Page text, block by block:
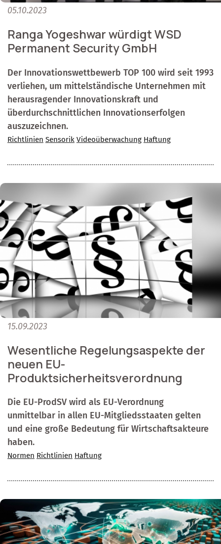
05.10.2023
Ranga Yogeshwar würdigt WSD
Permanent Security GmbH
Der Innovationswettbewerb TOP 100 wird seit 1993
verliehen, um mittelständische Unternehmen mit
herausragender Innovationskraft und
überdurchschnittlichen Innovationserfolgen
auszuzeichnen.
Richtlinien Sensorik Videoüberwachung Haftung
15.09.2023
Wesentliche Regelungsaspekte der
neuen EU-
Produktsicherheitsverordnung
Die EU-ProdSV wird als EU-Verordnung
unmittelbar in allen EU-Mitgliedsstaaten gelten
und eine große Bedeutung für Wirtschaftsakteure
haben.
Normen Richtlinien Haftung